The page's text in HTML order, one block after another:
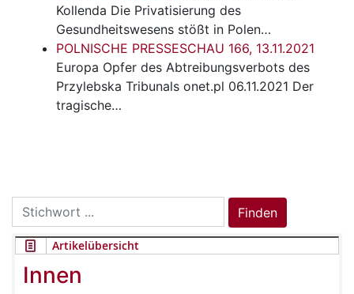
Kollenda Die Privatisierung des
Gesundheitswesens stößt in Polen…
POLNISCHE PRESSESCHAU 166, 13.11.2021
Europa Opfer des Abtreibungsverbots des
Przylebska Tribunals onet.pl 06.11.2021 Der
tragische…
Search
for:
Finden
Artikelübersicht
Innen